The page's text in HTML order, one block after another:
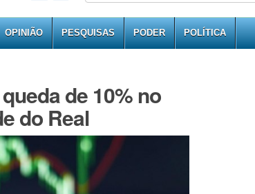
OPINIÃO PESQUISAS PODER POLÍTICA
de 10% no
do Real